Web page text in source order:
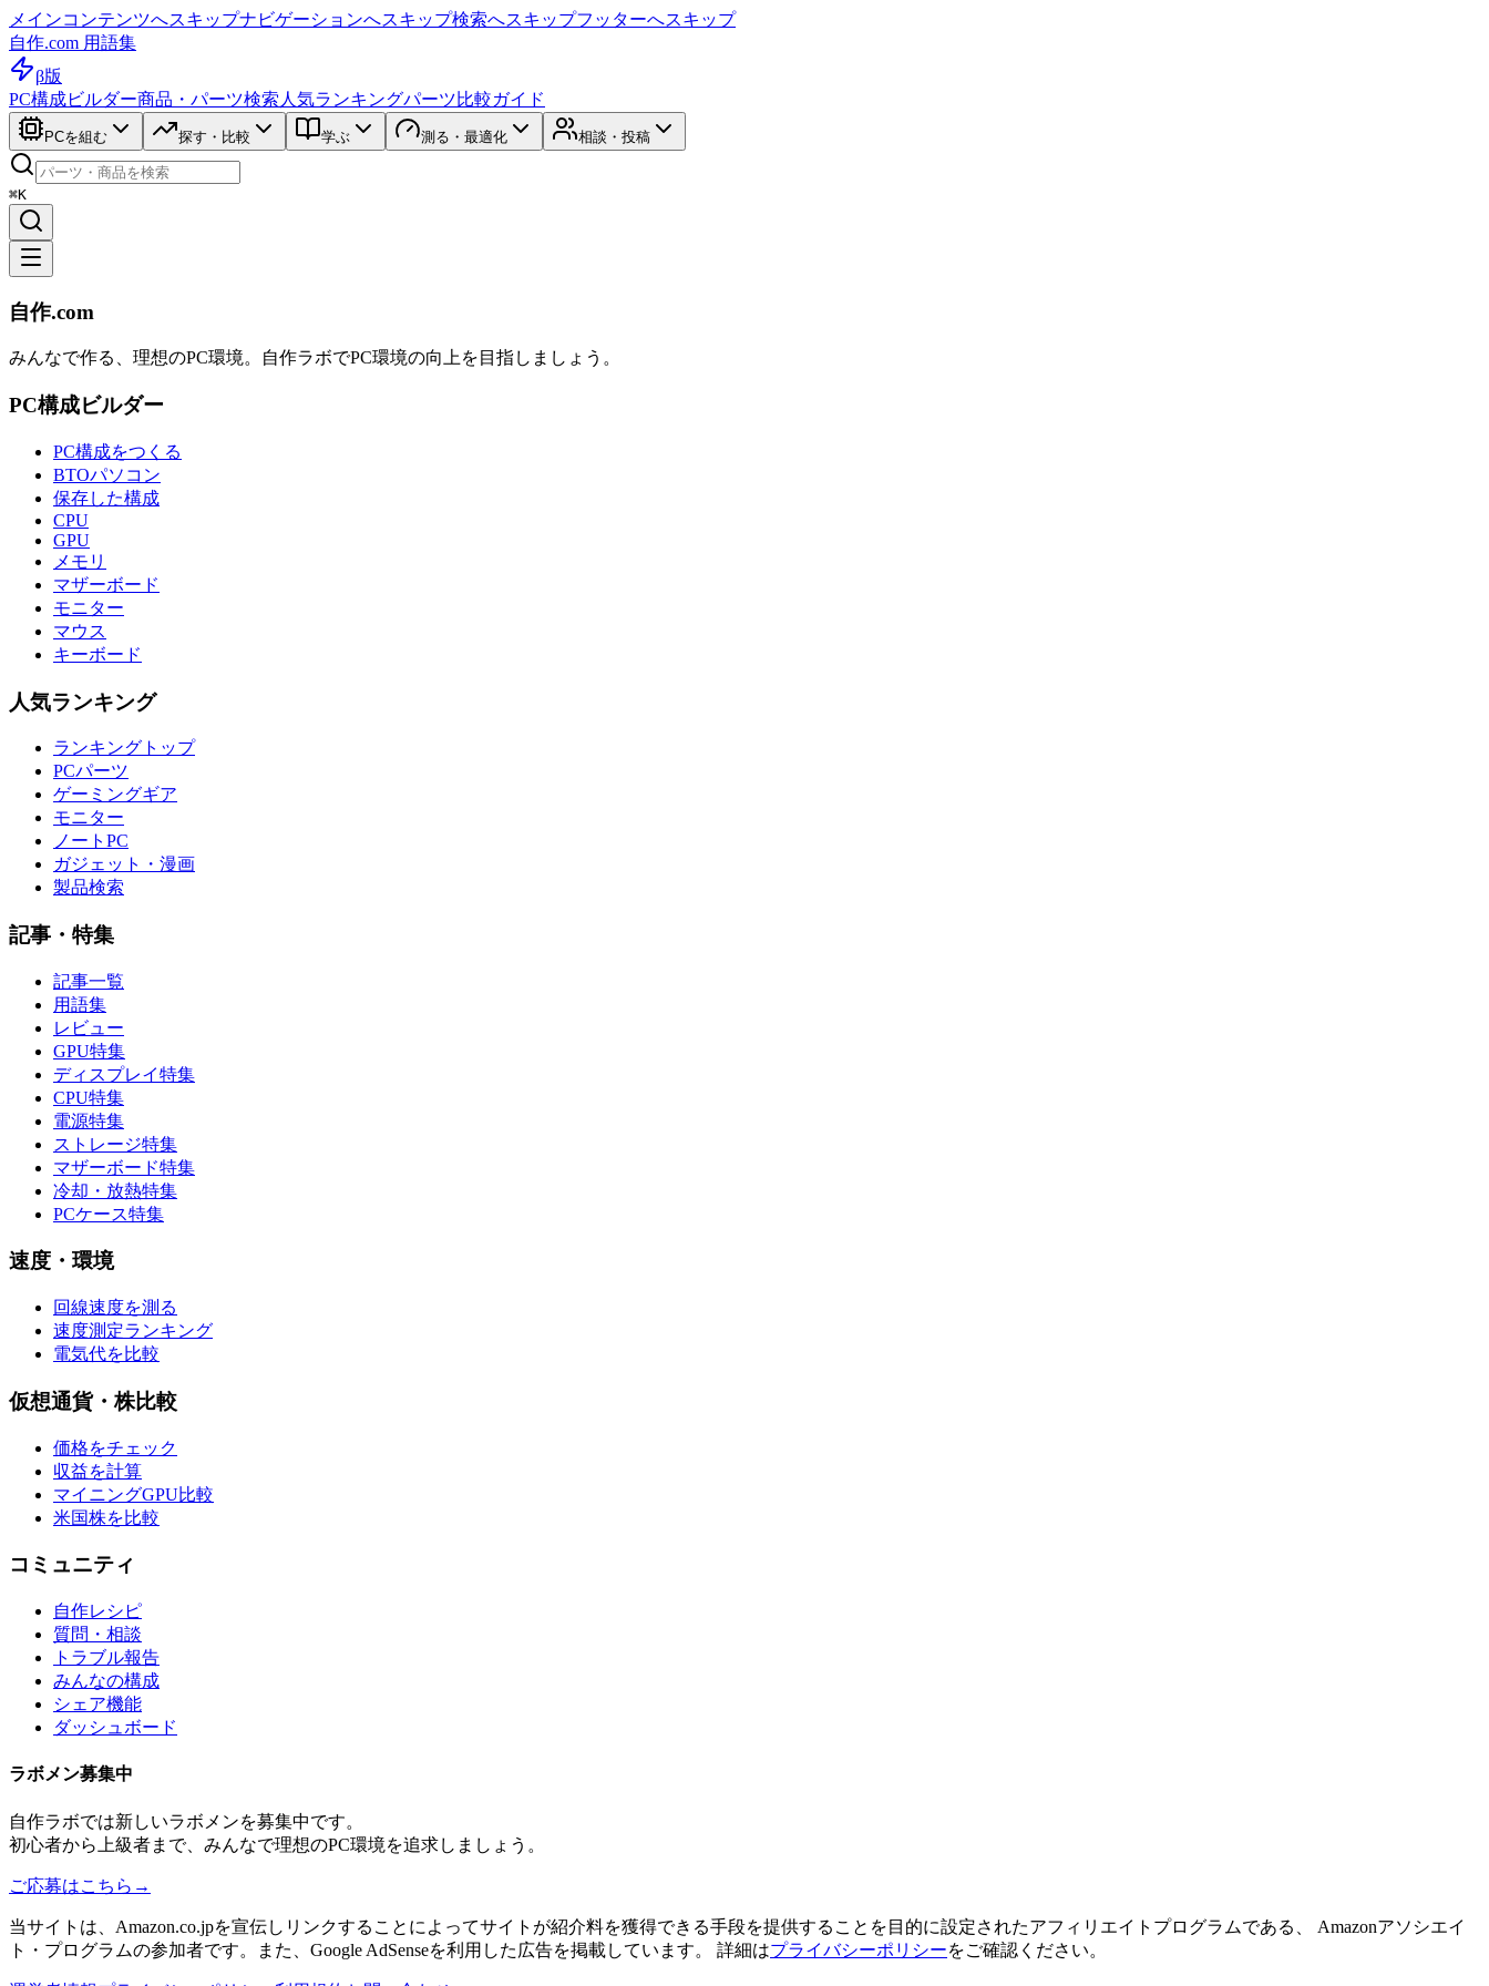
メインコンテンツへスキップナビゲーションへスキップ検索へスキップフッターへスキップ
自作.com 用語集
β版
PC構成ビルダー商品・パーツ検索 人気ランキングパーツ比較ガイド
PCを組む 探す・比較 学ぶ 測る・最適化 相談・投稿
⌘K
自作.com
みんなで作る、理想のPC環境。 自作ラボでPC環境の向上を目指しましょう。
PC構成ビルダー
PC構成をつくる
BTOパソコン
保存した構成
CPU
GPU
メモリ
マザーボード
モニター
マウス
キーボード
人気ランキング
ランキングトップ
PCパーツ
ゲーミングギア
モニター
ノートPC
ガジェット・漫画
製品検索
記事・特集
記事一覧
用語集
レビュー
GPU特集
ディスプレイ特集
CPU特集
電源特集
ストレージ特集
マザーボード特集
冷却・放熱特集
PCケース特集
速度・環境
回線速度を測る
速度測定ランキング
電気代を比較
仮想通貨・株比較
価格をチェック
収益を計算
マイニングGPU比較
米国株を比較
コミュニティ
自作レシピ
質問・相談
トラブル報告
みんなの構成
シェア機能
ダッシュボード
ラボメン募集中
自作ラボでは新しいラボメンを募集中です。
初心者から上級者まで、みんなで理想のPC環境を追求しましょう。
ご応募はこちら →
当サイトは、Amazon.co.jpを宣伝しリンクすることによってサイトが紹介料を獲得できる手段を提供することを目的に設定されたアフィリエイトプログラムである、 Amazonアソシエイ
ト・プログラムの参加者です。また、Google AdSenseを利用した広告を掲載しています。 詳細はプライバシーポリシーをご確認ください。